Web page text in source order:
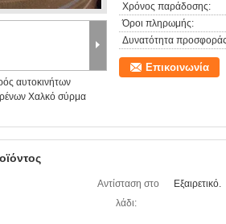
αυτοκινήτων
Χαλκό σύρμα
Χρόνος παράδοσης:
Όροι πληρωμής:
Δυνατότητα
Επικοινωνία
Αντίσταση στο
λάδι:
Εξαιρετικό.